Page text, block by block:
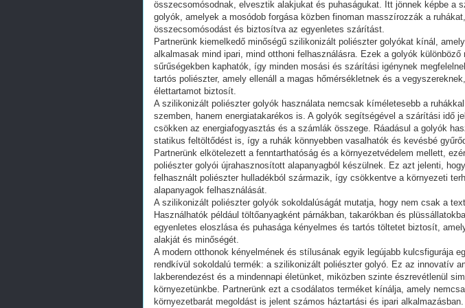
összecsomósodnak, elvesztik alakjukat és puhaságukat. Itt jönnek képbe a
golyók, amelyek a mosódob forgása közben finoman masszírozzák a
összecsomósodást és biztosítva az egyenletes szárítást.
Partnerünk kiemelkedő minőségű szilikonizált poliészter golyókat kínál,
alkalmasak mind ipari, mind otthoni felhasználásra. Ezek a golyók különböző
sűrűségekben kaphatók, így minden mosási és szárítási igénynek
tartós poliészter, amely ellenáll a magas hőmérsékletnek és a
élettartamot biztosít.
A szilikonizált poliészter golyók használata nemcsak kíméletesebb a
szemben, hanem energiatakarékos is. A golyók segítségével a szárítási idő
csökken az energiafogyasztás és a számlák összege. Ráadásul a golyók
statikus feltöltődést is, így a ruhák könnyebben vasalhatók és kevésbé
Partnerünk elkötelezett a fenntarthatóság és a környezetvédelem mellett,
poliészter golyói újrahasznosított alapanyagból készülnek. Ez azt jelenti,
felhasznált poliészter hulladékból származik, így csökkentve a környezeti
alapanyagok felhasználását.
A szilikonizált poliészter golyók sokoldalúságát mutatja, hogy nem csak a
Használhatók például töltőanyagként párnákban, takarókban és
egyenletes eloszlása és puhasága kényelmes és tartós töltetet biztosít,
alakját és minőségét.
A modern otthonok kényelmének és stílusának egyik legújabb kulcsfigurája
rendkívül sokoldalú termék: a szilikonizált poliészter golyó. Ez az innovatív
lakberendezést és a mindennapi életünket, miközben szinte észrevétlenül
környezetünkbe. Partnerünk ezt a csodálatos terméket kínálja, amely
környezetbarát megoldást is jelent számos háztartási és ipari alkalmazásban.